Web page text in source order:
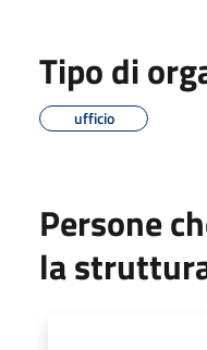
Tipo di
ufficio
Persone
la